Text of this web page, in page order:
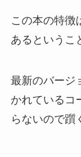
この本の特徴
あるというこ
最新のバージ
かれているコ
らないので躓